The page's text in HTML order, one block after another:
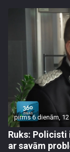
pirms 6 dienām,
Ruks: Policisti
ar savām